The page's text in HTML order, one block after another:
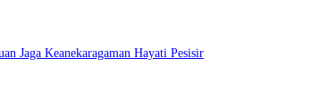
Jaga Keanekaragaman Hayati Pesisir